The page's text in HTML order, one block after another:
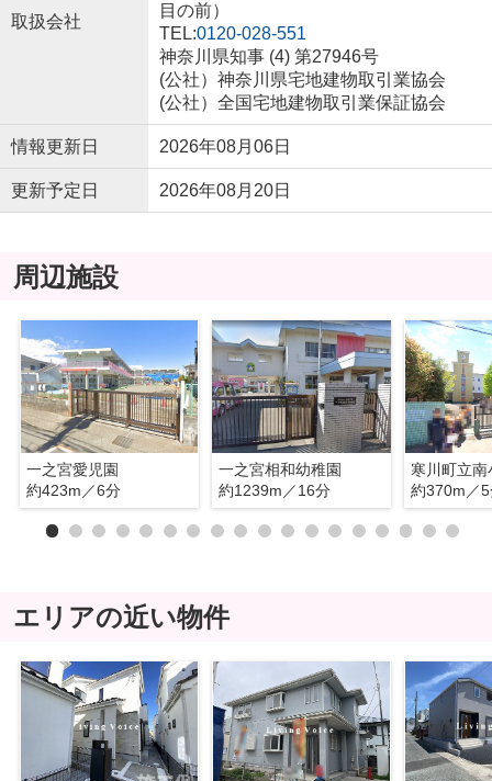
取扱会社
目の前）
TEL:0120-028-551
神奈川県知事 (4) 第27946号
(公社）神奈川県宅地建物取引業協会
(公社）全国宅地建物取引業保証協会
情報更新日 2026年08月06日
更新予定日 2026年08月20日
周辺施設
一之宮愛児園
約423m／6分
一之宮相和幼稚園
約1239m／16分
寒川町立南
約370m／
エリアの近い物件